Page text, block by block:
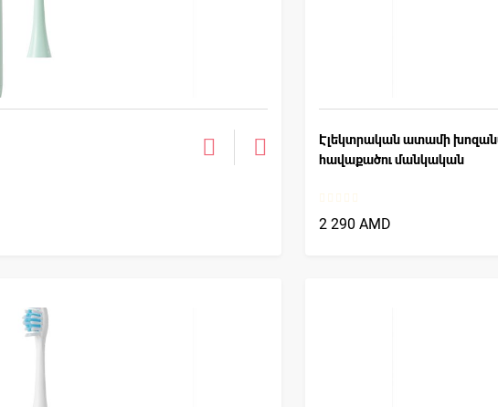
Էլեկտրական ատամի
հավաքածու մանկական
2 290 AMD